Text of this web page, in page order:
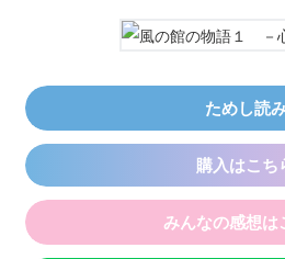
ためし読
購入はこち
みんなの感想は